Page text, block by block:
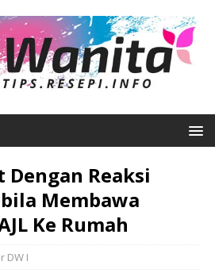
Reaksi
Membawa
Ke Rumah
DW I